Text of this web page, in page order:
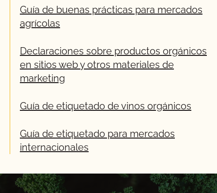
Guía de buenas prácticas para mercados
agrícolas
Declaraciones sobre productos orgánicos
en sitios web y otros materiales de
marketing
Guía de etiquetado de vinos orgánicos
Guía de etiquetado para mercados
internacionales